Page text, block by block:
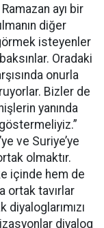
ayı bir
diğer
isteyenler
Oradaki
onurla
Bizler de
yanında
ve Suriye’ye
olmaktır.
içinde hem de
ortak tavırlar
diyalog